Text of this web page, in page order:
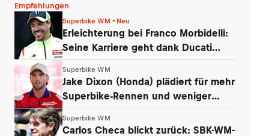
Empfehlungen
Superbike WM • Neu
Erleichterung bei Franco Morbidelli:
Seine Karriere geht dank Ducati
Superbike WM
Jake Dixon (Honda) plädiert für mehr
Superbike-Rennen und weniger
Superbike WM
Carlos Checa blickt zurück: SBK-WM-